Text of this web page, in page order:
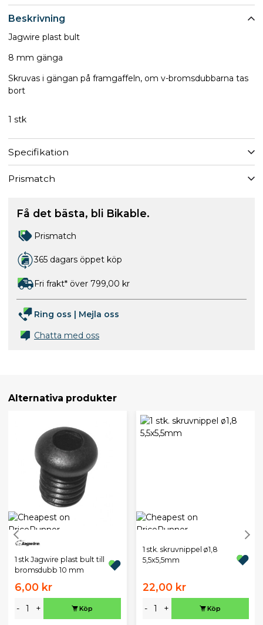
Beskrivning
Jagwire plast bult
8 mm gänga
Skruvas i gängan på framgaffeln, om v-bromsdubbarna tas
bort
1 stk
Specifikation
Prismatch
Få det bästa, bli Bikable.
Prismatch
365 dagars öppet köp
Fri frakt* över 799,00 kr
Ring oss | Mejla oss
Chatta med oss
Alternativa produkter
1 stk Jagwire plast bult till
bromsdubb 10 mm
6,00 kr
- + Köp
1 stk. skruvnippel ø1,8
5,5x5,5mm
22,00 kr
- + Köp